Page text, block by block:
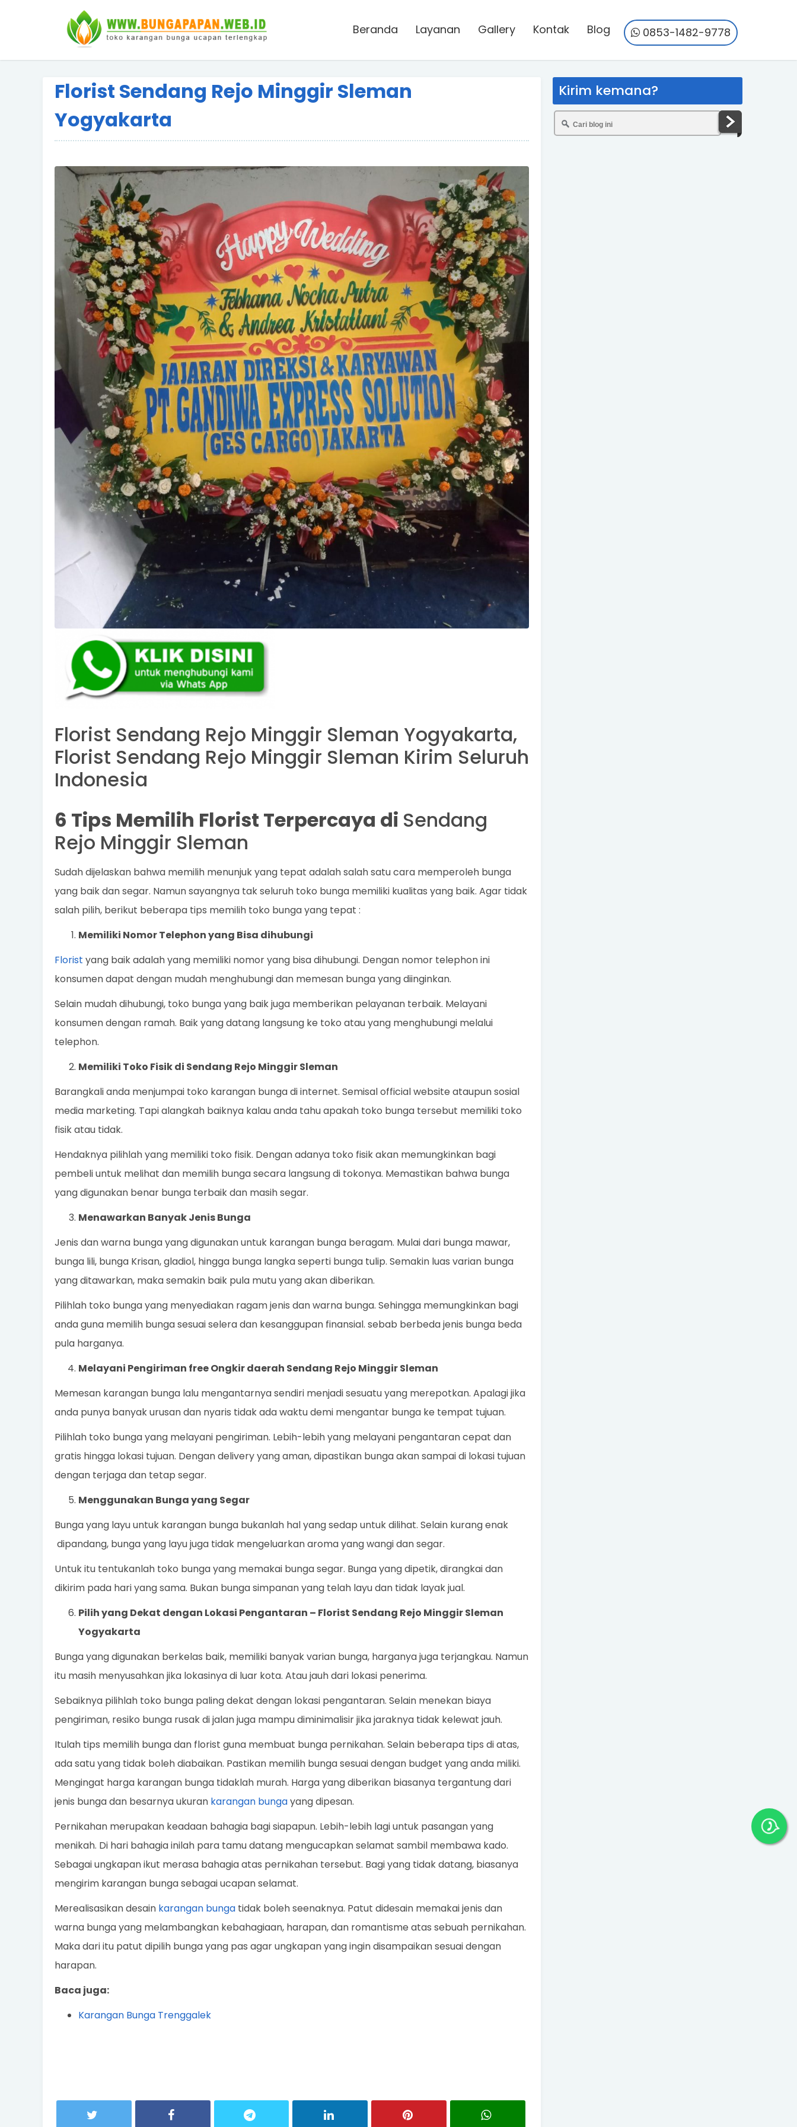
Beranda Layanan Gallery Kontak Blog 0853-1482-9778
Florist Sendang Rejo Minggir Sleman
Yogyakarta
Florist Sendang Rejo Minggir Sleman Yogyakarta,
Florist Sendang Rejo Minggir Sleman Kirim Seluruh
Indonesia
6 Tips Memilih Florist Terpercaya di Sendang
Rejo Minggir Sleman
Sudah dijelaskan bahwa memilih menunjuk yang tepat adalah salah satu cara memperoleh bunga
yang baik dan segar. Namun sayangnya tak seluruh toko bunga memiliki kualitas yang baik. Agar tidak
salah pilih, berikut beberapa tips memilih toko bunga yang tepat :
Memiliki Nomor Telephon yang Bisa dihubungi
Florist yang baik adalah yang memiliki nomor yang bisa dihubungi. Dengan nomor telephon ini
konsumen dapat dengan mudah menghubungi dan memesan bunga yang diinginkan.
Selain mudah dihubungi, toko bunga yang baik juga memberikan pelayanan terbaik. Melayani
konsumen dengan ramah. Baik yang datang langsung ke toko atau yang menghubungi melalui
telephon.
Memiliki Toko Fisik di Sendang Rejo Minggir Sleman
Barangkali anda menjumpai toko karangan bunga di internet. Semisal official website ataupun sosial
media marketing. Tapi alangkah baiknya kalau anda tahu apakah toko bunga tersebut memiliki toko
fisik atau tidak.
Hendaknya pilihlah yang memiliki toko fisik. Dengan adanya toko fisik akan memungkinkan bagi
pembeli untuk melihat dan memilih bunga secara langsung di tokonya. Memastikan bahwa bunga
yang digunakan benar bunga terbaik dan masih segar.
Menawarkan Banyak Jenis Bunga
Jenis dan warna bunga yang digunakan untuk karangan bunga beragam. Mulai dari bunga mawar,
bunga lili, bunga Krisan, gladiol, hingga bunga langka seperti bunga tulip. Semakin luas varian bunga
yang ditawarkan, maka semakin baik pula mutu yang akan diberikan.
Pilihlah toko bunga yang menyediakan ragam jenis dan warna bunga. Sehingga memungkinkan bagi
anda guna memilih bunga sesuai selera dan kesanggupan finansial. sebab berbeda jenis bunga beda
pula harganya.
Melayani Pengiriman free Ongkir daerah Sendang Rejo Minggir Sleman
Memesan karangan bunga lalu mengantarnya sendiri menjadi sesuatu yang merepotkan. Apalagi jika
anda punya banyak urusan dan nyaris tidak ada waktu demi mengantar bunga ke tempat tujuan.
Pilihlah toko bunga yang melayani pengiriman. Lebih-lebih yang melayani pengantaran cepat dan
gratis hingga lokasi tujuan. Dengan delivery yang aman, dipastikan bunga akan sampai di lokasi tujuan
dengan terjaga dan tetap segar.
Menggunakan Bunga yang Segar
Bunga yang layu untuk karangan bunga bukanlah hal yang sedap untuk dilihat. Selain kurang enak
dipandang, bunga yang layu juga tidak mengeluarkan aroma yang wangi dan segar.
Untuk itu tentukanlah toko bunga yang memakai bunga segar. Bunga yang dipetik, dirangkai dan
dikirim pada hari yang sama. Bukan bunga simpanan yang telah layu dan tidak layak jual.
Pilih yang Dekat dengan Lokasi Pengantaran – Florist Sendang Rejo Minggir Sleman
Yogyakarta
Bunga yang digunakan berkelas baik, memiliki banyak varian bunga, harganya juga terjangkau. Namun
itu masih menyusahkan jika lokasinya di luar kota. Atau jauh dari lokasi penerima.
Sebaiknya pilihlah toko bunga paling dekat dengan lokasi pengantaran. Selain menekan biaya
pengiriman, resiko bunga rusak di jalan juga mampu diminimalisir jika jaraknya tidak kelewat jauh.
Itulah tips memilih bunga dan florist guna membuat bunga pernikahan. Selain beberapa tips di atas,
ada satu yang tidak boleh diabaikan. Pastikan memilih bunga sesuai dengan budget yang anda miliki.
Mengingat harga karangan bunga tidaklah murah. Harga yang diberikan biasanya tergantung dari
jenis bunga dan besarnya ukuran karangan bungayang dipesan.
Pernikahan merupakan keadaan bahagia bagi siapapun. Lebih-lebih lagi untuk pasangan yang
menikah. Di hari bahagia inilah para tamu datang mengucapkan selamat sambil membawa kado.
Sebagai ungkapan ikut merasa bahagia atas pernikahan tersebut. Bagi yang tidak datang, biasanya
mengirim karangan bunga sebagai ucapan selamat.
Merealisasikan desain karangan bunga tidak boleh seenaknya. Patut didesain memakai jenis dan
warna bunga yang melambangkan kebahagiaan, harapan, dan romantisme atas sebuah pernikahan.
Maka dari itu patut dipilih bunga yang pas agar ungkapan yang ingin disampaikan sesuai dengan
harapan.
Baca juga:
Karangan Bunga Trenggalek
Kirim kemana?